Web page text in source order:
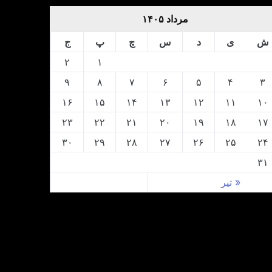
مرداد ۱۴۰۵
ش
ی د س چ پ ج
« تیر
۱
۲
۳
۴ ۵ ۶ ۷ ۸
۹
۱۰
۱۱ ۱۲ ۱۳ ۱۴ ۱۵
۱۶
۱۷
۱۸ ۱۹ ۲۰ ۲۱ ۲۲
۲۳
۲۴
۲۵ ۲۶ ۲۷ ۲۸ ۲۹
۳۰
۳۱